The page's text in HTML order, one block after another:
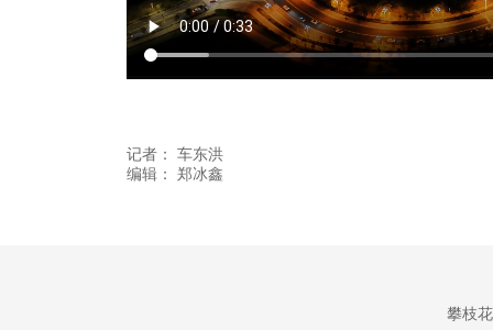
记者： 车东洪
编辑： 郑冰鑫
攀枝